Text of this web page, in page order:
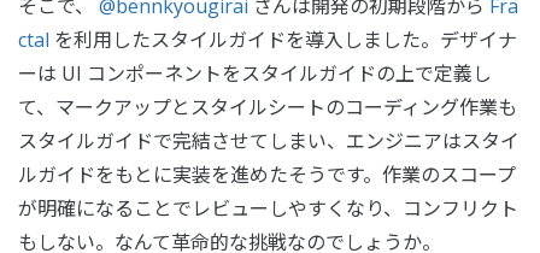
そこで、 @bennkyougirai さんは開発の初期段階から Fra
ctal を利用したスタイルガイドを導入しました。デザイナ
ーは UI コンポーネントをスタイルガイドの上で定義し
て、マークアップとスタイルシートのコーディング作業も
スタイルガイドで完結させてしまい、エンジニアはスタイ
ルガイドをもとに実装を進めたそうです。作業のスコープ
が明確になることでレビューしやすくなり、コンフリクト
もしない。なんて革命的な挑戦なのでしょうか。